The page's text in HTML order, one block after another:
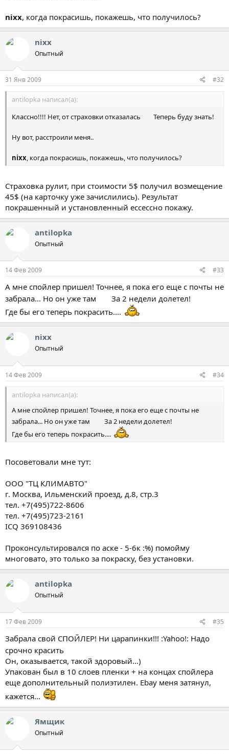
nixx, когда покрасишь, покажешь, что получилось?
nixx
Опытный
31 Янв 2009 #32
antilopka написал(а):
Классно!!!! Нет, от страховки отказалась
Теперь буду знать!
Ну вот, расстроили меня..
nixx, когда покрасишь, покажешь, что получилось?
Страховка рулит, при стоимости 5$ получил возмещение
45$ (на карточку уже зачислились). Результат
покрашенный и установленный ессессно покажу.
antilopka
Опытный
14 Фев 2009 #33
А мне спойлер пришел! Точнее, я пока его еще с почты не
забрала... Но он уже там
За 2 недели долетел!
Где бы его теперь покрасить....
nixx
Опытный
14 Фев 2009 #34
antilopka написал(а):
А мне спойлер пришел! Точнее, я пока его еще с почты не
забрала... Но он уже там
За 2 недели долетел!
Где бы его теперь покрасить....
Посоветовали мне тут:
ООО "ТЦ КЛИМАВТО"
г. Москва, Ильменский проезд, д.8, стр.3
тел. +7(495)722-8606
тел. +7(495)723-2161
ICQ 369108436
Проконсультировался по аске - 5-6к :%) помойму
многовато, это только за покраску, без установки.
antilopka
Опытный
17 Фев 2009 #35
Забрала свой СПОЙЛЕР! Ни царапинки!!! :Yahoo!: Надо
срочно красить
Он, оказывается, такой здоровый...)
Упакован был в 10 слоев пленки + на концах спойлера
еще дополнительный полиэтилен. Ebay меня затянул,
кажется...
Ямщик
Опытный